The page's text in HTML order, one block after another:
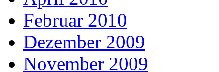
Februar 2010
Dezember 2009
November 2009